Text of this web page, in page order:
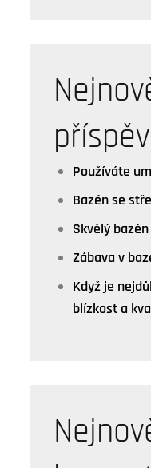
Používáte
Bazén se
Skvělý bazén
Zábava v
Když je
blízkost a